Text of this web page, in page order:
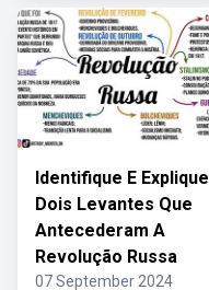
Identifique E Explique
Dois Levantes Que
Antecederam A
Revolução Russa
07 September 2024